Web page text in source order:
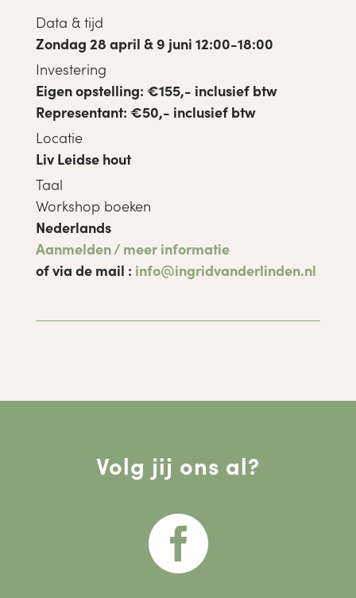
Data & tijd
Zondag 28 april & 9 juni 12:00-18:00
Investering
Eigen opstelling: €155,- inclusief btw
Representant: €50,- inclusief btw
Locatie
Liv Leidse hout
Taal
Workshop boeken
Nederlands
Aanmelden / meer informatie
of via de mail : info@ingridvanderlinden.nl
Volg jij ons al?
